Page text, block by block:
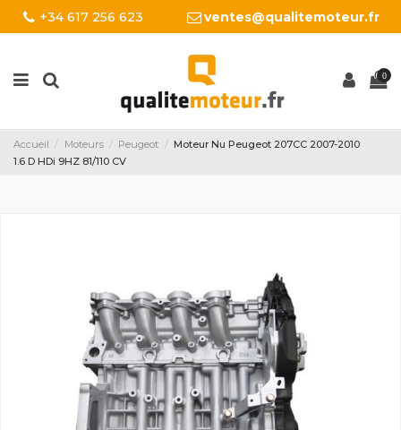
+34 617 256 623 ventes@qualitemoteur.fr
0
Accueil Moteurs Peugeot
Moteur Nu Peugeot 207CC 2007-2010
1.6 D HDi 9HZ 81/110 CV